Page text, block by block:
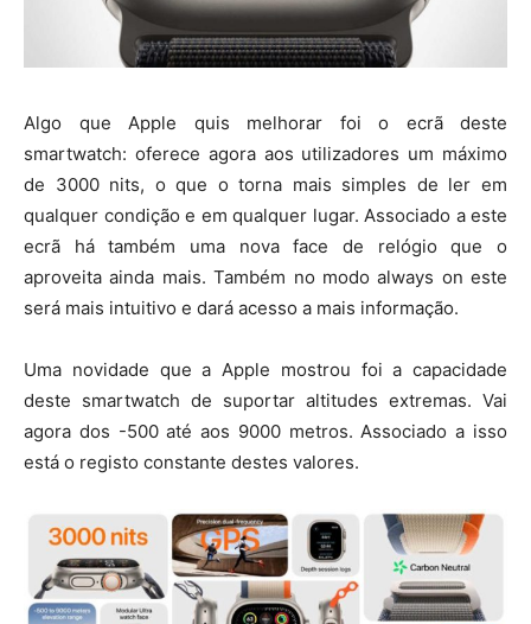
Algo que Apple quis melhorar foi o ecrã deste
smartwatch: oferece agora aos utilizadores um máximo
de 3000 nits, o que o torna mais simples de ler em
qualquer condição e em qualquer lugar. Associado a este
ecrã há também uma nova face de relógio que o
aproveita ainda mais. Também no modo always on este
será mais intuitivo e dará acesso a mais informação.
Uma novidade que a Apple mostrou foi a capacidade
deste smartwatch de suportar altitudes extremas. Vai
agora dos -500 até aos 9000 metros. Associado a isso
está o registo constante destes valores.